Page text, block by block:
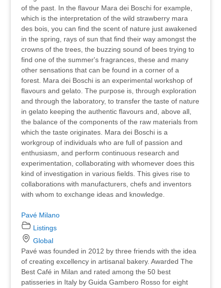
of the past. In the flavour Mara dei Boschi for example,
which is the interpretation of the wild strawberry mara
des bois, you can find the scent of nature just awakened
in the spring, rays of sun that find their way amongst the
crowns of the trees, the buzzing sound of bees trying to
find one of the summer's fragrances, these and many
other sensations that can be found in a corner of a
forest. Mara dei Boschi is an experimental workshop of
flavours and gelato. The purpose is, through exploration
and through the laboratory, to transfer the taste of nature
in gelato keeping the authentic flavours and, above all,
the balance of the components of the raw materials from
which the taste originates. Mara dei Boschi is a
workgroup of individuals who are full of passion and
enthusiasm, and perform continuous research and
experimentation, collaborating with whomever does this
kind of investigation in various fields. This gives rise to
collaborations with manufacturers, chefs and inventors
with whom to exchange ideas and knowledge.
Pavé Milano
Listings
Global
Pavé was founded in 2012 by three friends with the idea
of creating excellency in artisanal bakery. Awarded The
Best Café in Milan and rated among the 50 best
patisseries in Italy by Guida Gambero Rosso for eight